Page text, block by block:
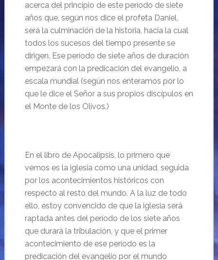
acerca del principio de este período de siete
años que, según nos dice el profeta Daniel,
será la culminación de la historia, hacia la cual
todos los sucesos del tiempo presente se
dirigen. Ese período de siete años de duración
empezará con la predicación del evangelio, a
escala mundial (según nos enteramos por lo
que le dice el Señor a sus propios discípulos en
el Monte de los Olivos.)
En el libro de Apocalipsis, lo primero que
vemos es la iglesia como una unidad, seguida
por los acontecimientos históricos con
respecto al resto del mundo. A la luz de todo
ello, estoy convencido de que la iglesia será
raptada antes del período de los siete años
que durará la tribulación, y que el primer
acontecimiento de ese período es la
predicación del evangelio por el mundo